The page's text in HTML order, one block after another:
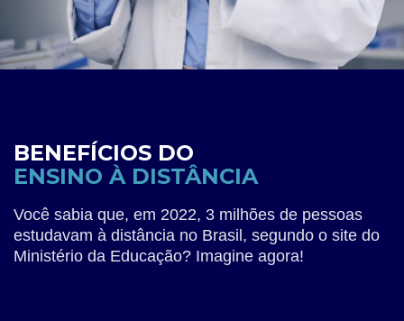
BENEFÍCIOS DO
ENSINO À DISTÂNCIA
Você sabia que, em 2022, 3 milhões de pessoas
estudavam à distância no Brasil, segundo o site do
Ministério da Educação? Imagine agora!